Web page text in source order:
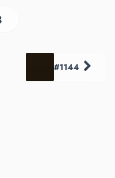
#1144